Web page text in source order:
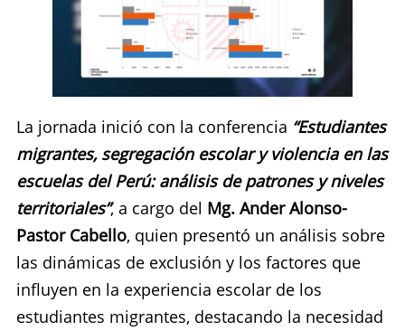
La jornada inició con la conferencia “Estudiantes
migrantes, segregación escolar y violencia en las
escuelas del Perú: análisis de patrones y niveles
territoriales”, a cargo del Mg. Ander Alonso-
Pastor Cabello, quien presentó un análisis sobre
las dinámicas de exclusión y los factores que
influyen en la experiencia escolar de los
estudiantes migrantes, destacando la necesidad